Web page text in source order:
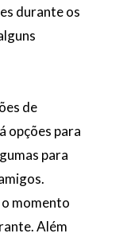
durante os
de
opções para
para
momento
Além